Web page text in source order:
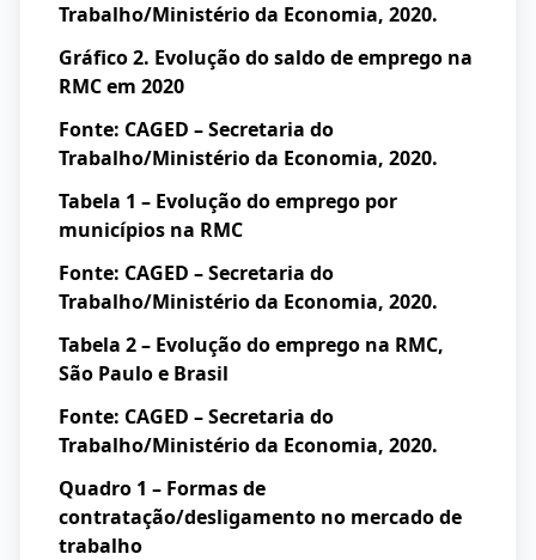
Trabalho/Ministério da Economia, 2020.
Gráfico 2. Evolução do saldo de emprego na
RMC em 2020
Fonte: CAGED – Secretaria do
Trabalho/Ministério da Economia, 2020.
Tabela 1 – Evolução do emprego por
municípios na RMC
Fonte: CAGED – Secretaria do
Trabalho/Ministério da Economia, 2020.
Tabela 2 – Evolução do emprego na RMC,
São Paulo e Brasil
Fonte: CAGED – Secretaria do
Trabalho/Ministério da Economia, 2020.
Quadro 1 – Formas de
contratação/desligamento no mercado de
trabalho